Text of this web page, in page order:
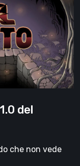
del
che non vede